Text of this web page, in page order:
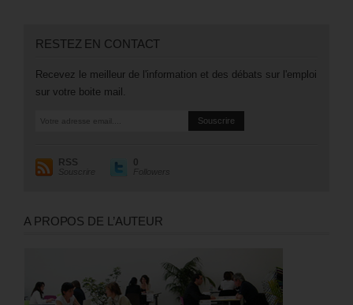
RESTEZ EN CONTACT
Recevez le meilleur de l'information et des débats sur l'emploi
sur votre boite mail.
RSS
Souscrire
0
Followers
A PROPOS DE L’AUTEUR